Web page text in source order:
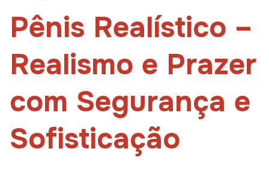
Pênis Realístico –
Realismo e Prazer
com Segurança e
Sofisticação